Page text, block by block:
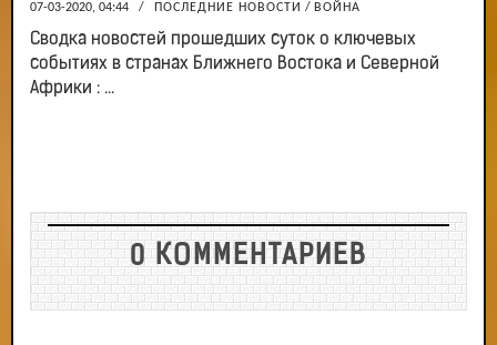
07-03-2020, 04:44 / ПОСЛЕДНИЕ НОВОСТИ / ВОЙНА
Сводка новостей прошедших суток о ключевых
событиях в странах Ближнего Востока и Северной
Африки : ...
0 КОММЕНТАРИЕВ